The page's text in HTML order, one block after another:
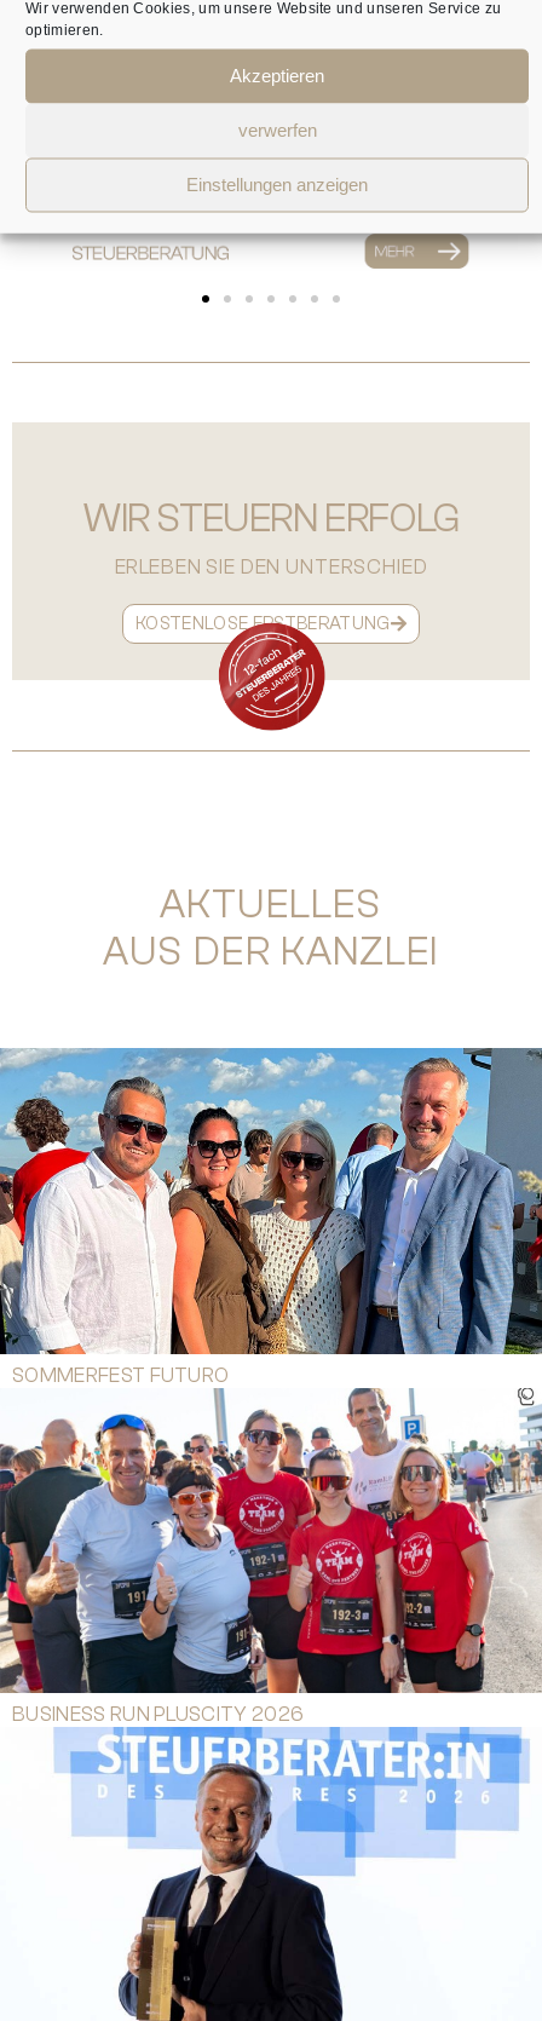
Wir verwenden Cookies, um unsere Website und unseren Service zu
optimieren.
Akzeptieren
verwerfen
Einstellungen anzeigen
WIR STEUERN ERFOLG
ERLEBEN SIE DEN UNTERSCHIED
KOSTENLOSE ERSTBERATUNG
AKTUELLES
AUS DER KANZLEI
SOMMERFEST FUTURO
BUSINESS RUN PLUSCITY 2026